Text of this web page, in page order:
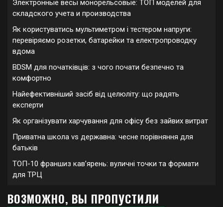
Электронные весы монорельсовые: ТОП моделей для
складского учета и производства
Як користуватись мультиметром і тестером напруги:
перевіряємо розетки, батарейки та електропроводку
вдома
BDSM для початківців: з чого почати безпечно та
комфортно
Найефективніший засіб від целюліту: що радять
експерти
Як організувати харчування для офісу без зайвих витрат
Приватна школа vs державна: чесне порівняння для
батьків
ТОП-10 франшиз кавʼярень: вуличні точки та формати
для ТРЦ
ВОЗМОЖНО, ВЫ ПРОПУСТИЛИ